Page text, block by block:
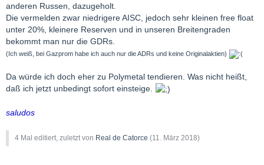
anderen Russen, dazugeholt.
Die vermelden zwar niedrigere AISC, jedoch sehr kleinen free float
unter 20%, kleinere Reserven und in unseren Breitengraden
bekommt man nur die GDRs.
(Ich weiß, bei Gazprom habe ich auch nur die ADRs und keine Originalaktien)
Da würde ich doch eher zu Polymetal tendieren. Was nicht heißt,
daß ich jetzt unbedingt sofort einsteige.
saludos
4 Mal editiert, zuletzt von Real de Catorce (11. März 2018)